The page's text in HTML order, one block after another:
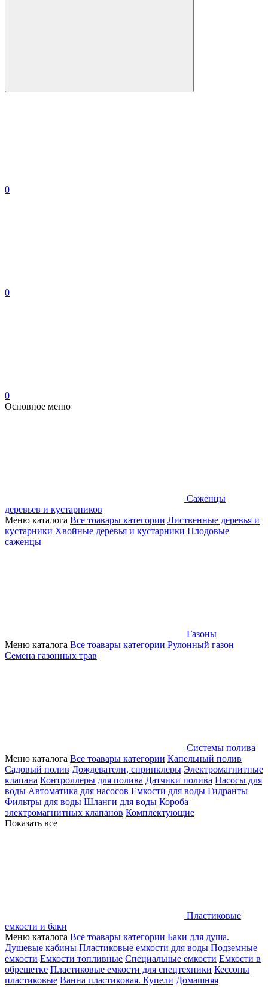
0
0
0
Основное меню
Саженцы
деревьев и кустарников
Меню каталога Все тоавары категории Лиственные деревья и
кустарники Хвойные деревья и кустарники Плодовые
саженцы
Газоны
Меню каталога Все тоавары категории Рулонный газон
Семена газонных трав
Системы полива
Меню каталога Все тоавары категории Капельный полив
Садовый полив Дождеватели, спринклеры Электромагнитные
клапана Контроллеры для полива Датчики полива Насосы для
воды Автоматика для насосов Емкости для воды Гидранты
Фильтры для воды Шланги для воды Короба
электромагнитных клапанов Комплектующие
Показать все
Пластиковые
емкости и баки
Меню каталога Все тоавары категории Баки для душа.
Душевые кабины Пластиковые емкости для воды Подземные
емкости Емкости топливные Специальные емкости Емкости в
обрешетке Пластиковые емкости для спецтехники Кессоны
пластиковые Ванна пластиковая. Купели Домашняя